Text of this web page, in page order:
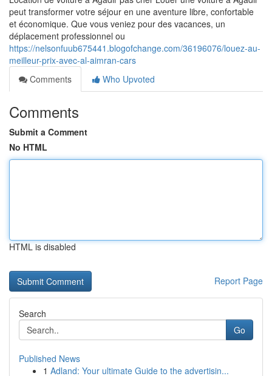
peut transformer votre séjour en une aventure libre, confortable
et économique. Que vous veniez pour des vacances, un
déplacement professionnel ou
https://nelsonfuub675441.blogofchange.com/36196076/louez-au-
meilleur-prix-avec-al-aimran-cars
Comments
Who Upvoted
Comments
Submit a Comment
No HTML
HTML is disabled
Report Page
Search
Go
Published News
1 Adland: Your ultimate Guide to the advertisin...